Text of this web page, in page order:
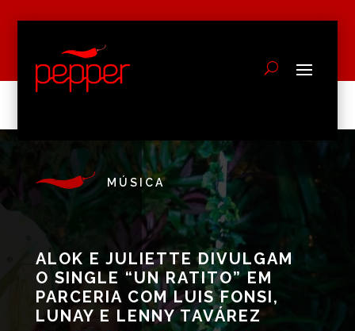
MÚSICA
ALOK E JULIETTE DIVULGAM
O SINGLE “UN RATITO” EM
PARCERIA COM LUIS FONSI,
LUNAY E LENNY TAVÁREZ